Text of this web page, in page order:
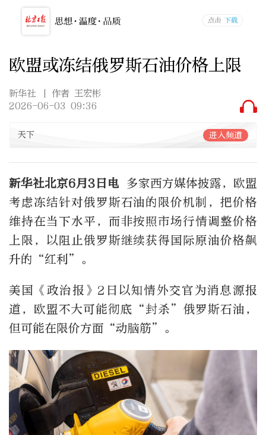
欧盟或冻结俄罗斯石油价格上限
新华社
| 作者 王宏彬
2026-06-03 09:36
天下 进入频道
新华社北京6月3日电 多家西方媒体披露，欧盟
考虑冻结针对俄罗斯石油的限价机制，把价格
维持在当下水平，而非按照市场行情调整价格
上限，以阻止俄罗斯继续获得国际原油价格飙
升的“红利”。
美国《政治报》2日以知情外交官为消息源报
道，欧盟不大可能彻底“封杀”俄罗斯石油，
但可能在限价方面“动脑筋”。